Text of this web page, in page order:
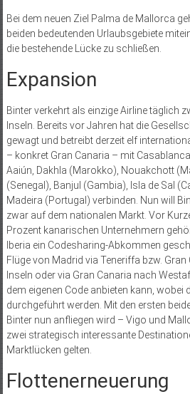
Bei dem neuen Ziel Palma de Mallorca
beiden bedeutenden Urlaubsgebiete
die bestehende Lücke zu schließen.
Expansion
Binter verkehrt als einzige Airline täglich
Inseln. Bereits vor Jahren hat die
gewagt und betreibt derzeit elf
– konkret Gran Canaria – mit
Aaiún, Dakhla (Marokko), Nouakchott
(Senegal), Banjul (Gambia), Isla de Sal
Madeira (Portugal) verbinden. Nun will
zwar auf dem nationalen Markt. Vor
Prozent kanarischen Unternehmern
Iberia ein Codesharing-Abkommen
Flüge von Madrid via Teneriffa bzw. Gran
Inseln oder via Gran Canaria nach
dem eigenen Code anbieten kann, wobei
durchgeführt werden. Mit den ersten
Binter nun anfliegen wird – Vigo und
zwei strategisch interessante
Marktlücken gelten.
Flottenerneuerung